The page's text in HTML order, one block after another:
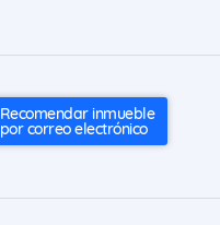
Recomendar inmueble
por correo electrónico